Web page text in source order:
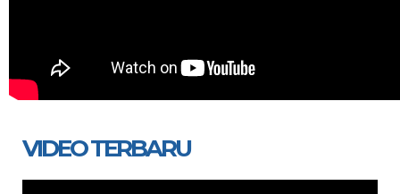
VIDEO TERBARU